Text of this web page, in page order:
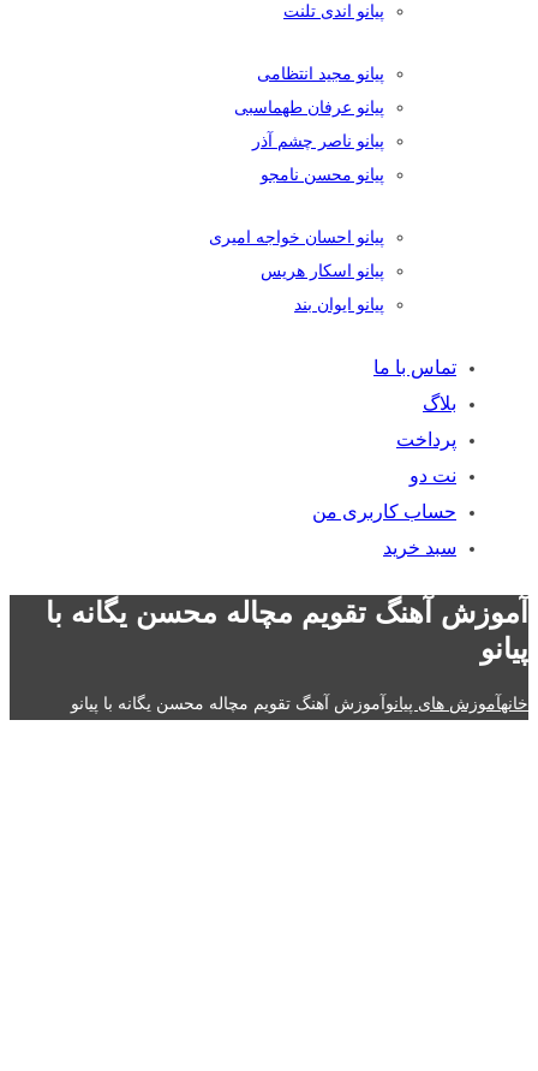
پیانو اندی تلنت
پیانو مجید انتظامی
پیانو عرفان طهماسبی
پیانو ناصر چشم آذر
پیانو محسن نامجو
پیانو احسان خواجه امیری
پیانو اسکار هریس
پیانو ایوان بند
تماس با ما
بلاگ
پرداخت
نت دو
حساب کاربری من
سبد خرید
آموزش آهنگ تقویم مچاله محسن یگانه با
پیانو
خانهآموزش های پیانوآموزش آهنگ تقویم مچاله محسن یگانه با پیانو